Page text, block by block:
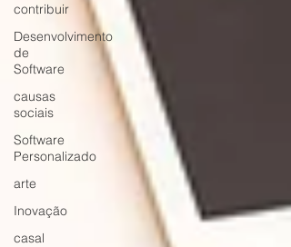
contribuir
Desenvolvimento
de
Software
causas
sociais
Software
Personalizado
arte
Inovação
casal